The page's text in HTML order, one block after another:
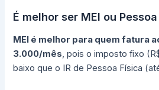
É melhor ser MEI ou
MEI é melhor para quem fatura
3.000/mês, pois o imposto fixo
baixo que o IR de Pessoa Física